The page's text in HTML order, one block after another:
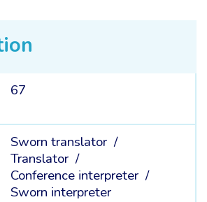
67
Sworn translator /
Translator /
Conference interpreter /
Sworn interpreter